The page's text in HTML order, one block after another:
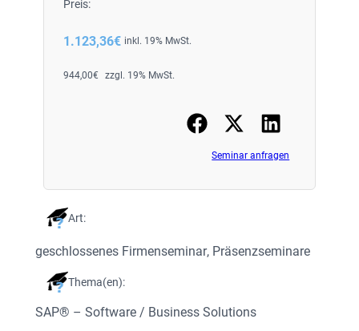
Preis:
1.123,36€ inkl. 19% MwSt.
944,00€ zzgl. 19% MwSt.
Seminar anfragen
Art:
geschlossenes Firmenseminar, Präsenzseminare
Thema(en):
SAP® – Software / Business Solutions